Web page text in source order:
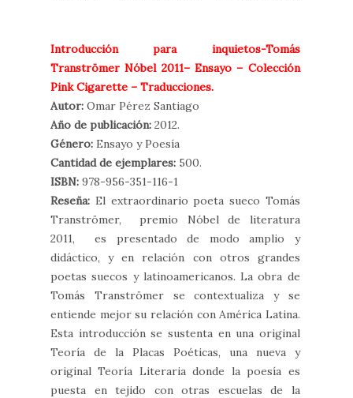
Introducción para inquietos-Tomás
Tranströmer Nóbel 2011– Ensayo – Colección
Pink Cigarette – Traducciones.
Autor: Omar Pérez Santiago
Año de publicación: 2012.
Género: Ensayo y Poesía
Cantidad de ejemplares: 500.
ISBN: 978-956-351-116-1
Reseña: El extraordinario poeta sueco Tomás
Tranströmer, premio Nóbel de literatura
2011, es presentado de modo amplio y
didáctico, y en relación con otros grandes
poetas suecos y latinoamericanos. La obra de
Tomás Tranströmer se contextualiza y se
entiende mejor su relación con América Latina.
Esta introducción se sustenta en una original
Teoría de la Placas Poéticas, una nueva y
original Teoría Literaria donde la poesía es
puesta en tejido con otras escuelas de la